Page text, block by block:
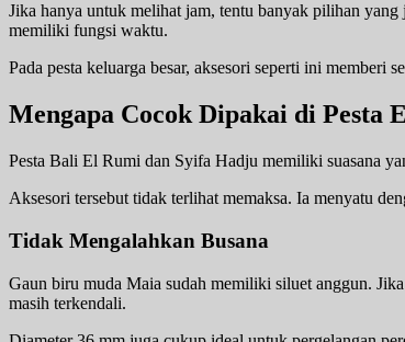
Jika hanya untuk melihat jam, tentu banyak pilihan
memiliki fungsi waktu.
Pada pesta keluarga besar, aksesori seperti ini memberi
Mengapa Cocok Dipakai di Pesta
Pesta Bali El Rumi dan Syifa Hadju memiliki suasana
Aksesori tersebut tidak terlihat memaksa. Ia menyatu
Tidak Mengalahkan Busana
Gaun biru muda Maia sudah memiliki siluet anggun.
masih terkendali.